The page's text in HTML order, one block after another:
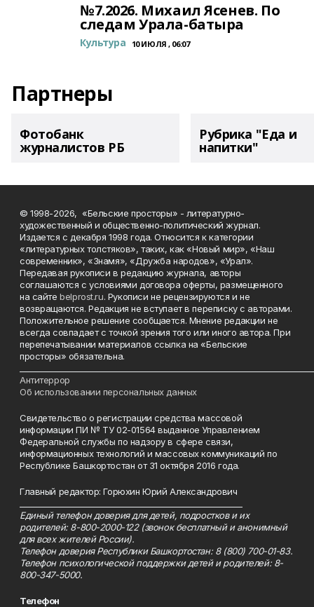
№7.2026. Михаил Ясенев. По
следам Урала-батыра
Культура 10 ИЮЛЯ , 06:07
Партнеры
Фотобанк
журналистов РБ
Рубрика "Еда и
напитки"
© 1998-2026, «Бельские просторы» - литературно-
художественный и общественно-политический журнал.
Издается с декабря 1998 года. Относится к категории
«литературных толстяков», таких, как «Новый мир», «Наш
современник», «Знамя», «Дружба народов», «Урал».
Передавая рукописи в редакцию журнала, авторы
соглашаются с условиями договора оферты, размещенного
на сайтеbelprost.ru. Рукописи не рецензируются и не
возвращаются. Редакция не вступает в переписку с авторами.
Положительное решение сообщается. Мнение редакции не
всегда совпадает с точкой зрения того или иного автора. При
перепечатывании материалов ссылка на «Бельские
просторы» обязательна.
Антитеррор
Об использовании персональных данных
Свидетельство о регистрации средства массовой
информации ПИ № ТУ 02-01564 выданное Управлением
Федеральной службы по надзору в сфере связи,
информационных технологий и массовых коммуникаций по
Республике Башкортостан от 31 октября 2016 года.
Главный редактор: Горюхин Юрий Александрович
Единый телефон доверия для детей, подростков и их
родителей: 8-800-2000-122 (звонок бесплатный и анонимный
для всех жителей России).
Телефон доверия Республики Башкортостан: 8 (800) 700-01-83.
Телефон психологической поддержки детей и родителей: 8-
800-347-5000.
Телефон